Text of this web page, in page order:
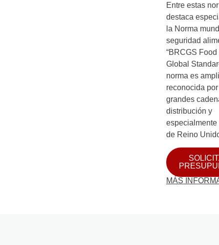
Entre estas
destaca
la Norma
seguridad
“BRCGS Food
Global
norma es
reconocida
grandes
distribución y
especialmente
de Reino
MÁS